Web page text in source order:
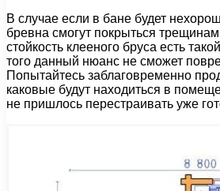
В случае если в бане будет
бревна смогут покрыться
стойкость клееного бруса есть
того данный нюанс не сможет
Попытайтесь заблаговременно
каковые будут находиться в
не пришлось перестраивать уже